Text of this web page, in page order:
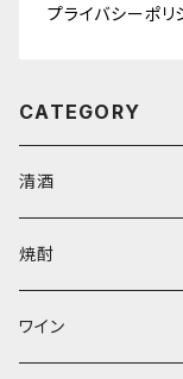
プライバシーポリ
CATEGORY
清酒
1800ml
天青
720ml
焼酎
芋
ワイン